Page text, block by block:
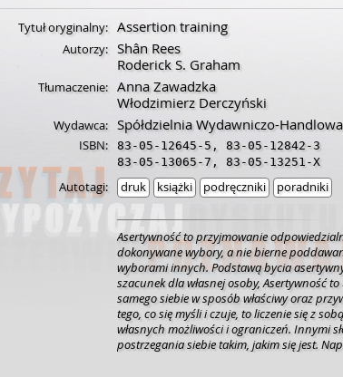
Tytuł oryginalny: Assertion training
Autorzy: Shân Rees
Roderick S. Graham
Tłumaczenie: Anna Zawadzka
Włodzimierz Derczyński
Wydawca: Spółdzielnia Wydawniczo-
ISBN: 83-05-12645-5 , 83-05-12842-3
83-05-13065-7 , 83-05-13251-X
Autotagi: druk książki podręczniki poradniki
Asertywność to przyjmowanie
dokonywane wybory, a nie bierne
wyborami innych. Podstawą bycia
szacunek dla własnej osoby, Asertywność
samego siebie w sposób właściwy oraz
tego, co się myśli i czuje, to liczenie się z
własnych możliwości i ograniczeń. Innymi
postrzegania siebie takim, jakim się jest.
zachęcającym do lektury stylem książka